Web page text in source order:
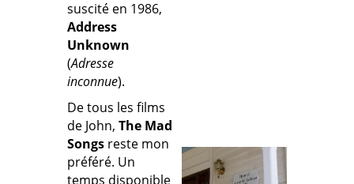
suscité en 1986,
Address
Unknown
(Adresse
inconnue).
De tous les films
de John, The Mad
Songs reste mon
préféré. Un
temps disponible